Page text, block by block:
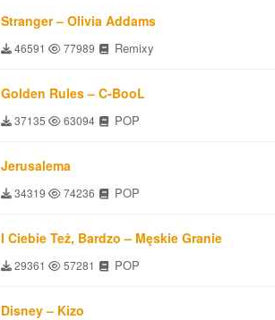
Stranger – Olivia Addams
46591 77989 Remixy
Golden Rules – C-BooL
37135 63094 POP
Jerusalema
34319 74236 POP
I Ciebie Też, Bardzo – Męskie Granie
29361 57281 POP
Disney – Kizo